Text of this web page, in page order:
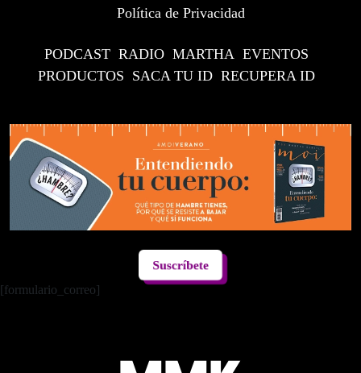
Política de Privacidad
PODCAST RADIO MARTHA EVENTOS
PRODUCTOS SACA TU ID RECUPERA ID
Suscríbete
[formulario_correo]